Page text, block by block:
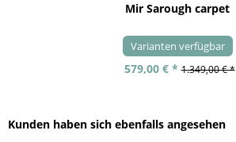
Mir Sarough carpet
Varianten verfügbar
579,00 € * 1.349,00 € *
Kunden haben sich ebenfalls angesehen